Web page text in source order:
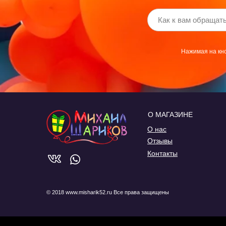
Нажимая на
О МАГАЗИНЕ
Отзывы
Контакты
© 2018 www.misharik52.ru Все права защищены
О нас